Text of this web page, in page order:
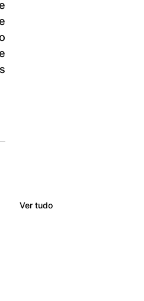
Ver tudo